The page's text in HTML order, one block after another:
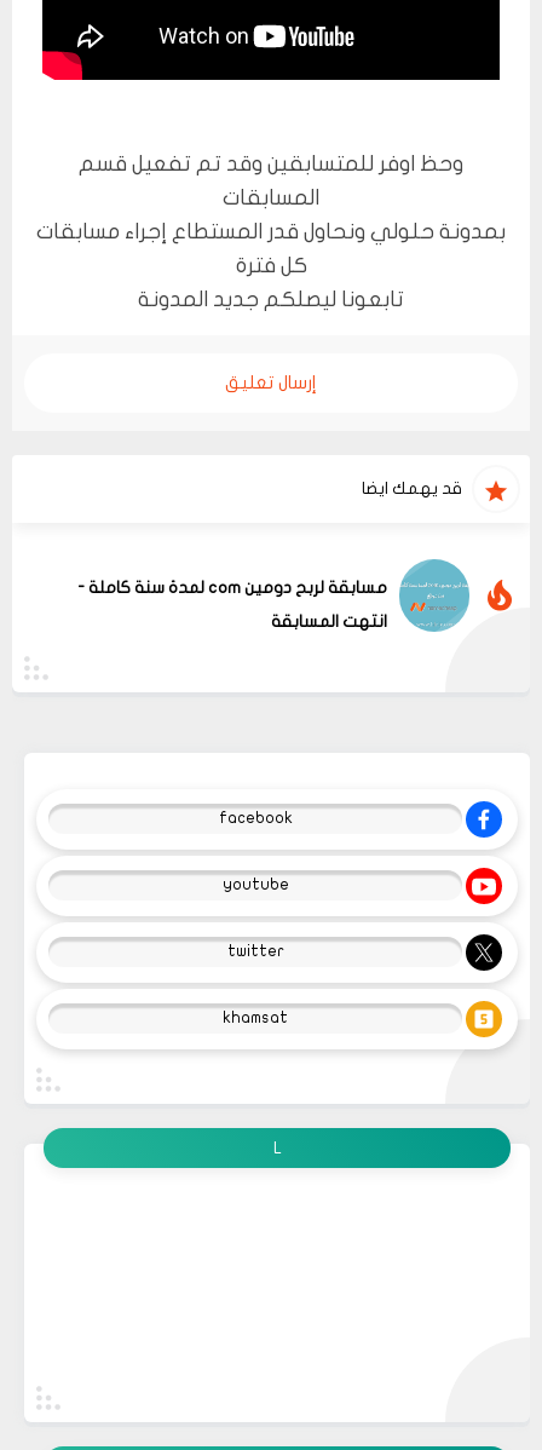
وحظ اوفر للمتسابقين وقد تم تفعيل قسم
المسابقات
بمدونة حلولي ونحاول قدر المستطاع إجراء مسابقات
كل فترة
تابعونا ليصلكم جديد المدونة
إرسال تعليق
قد يهمك ايضا
عرض الكل
مسابقة لربح دومين com لمدة سنة كاملة -
انتهت المسابقة
facebook
youtube
twitter
khamsat